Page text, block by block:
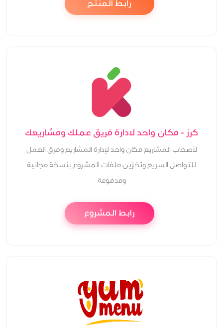
رابط المنتج
كرز - مكان واحد لادارة فريق عملك ومشاريعك
لأصحاب المشاريع مكان واحد لإدارة المشاريع وفرق العمل
للتواصل السريع وتخزين ملفات المشروع بنسخة مجانية
ومدفوعة
رابط المشروع